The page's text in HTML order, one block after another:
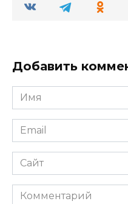
Добавить
Имя
*
Email
*
Сайт
Комментарий